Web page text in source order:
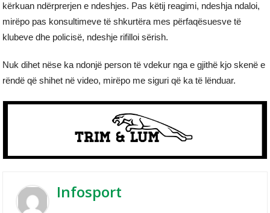
kërkuan ndërprerjen e ndeshjes. Pas këtij reagimi, ndeshja ndaloi,
mirëpo pas konsultimeve të shkurtëra mes përfaqësuesve të
klubeve dhe policisë, ndeshje rifilloi sërish.
Nuk dihet nëse ka ndonjë person të vdekur nga e gjithë kjo skenë e
rëndë që shihet në video, mirëpo me siguri që ka të lënduar.
Infosport